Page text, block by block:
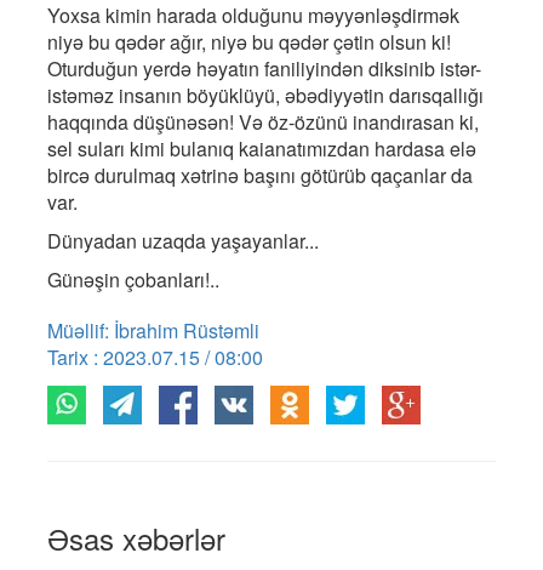
Yoxsa kimin harada olduğunu məyyənləşdirmək
niyə bu qədər ağır, niyə bu qədər çətin olsun ki!
Oturduğun yerdə həyatın faniliyindən diksinib istər-
istəməz insanın böyüklüyü, əbədiyyətin darısqallığı
haqqında düşünəsən! Və öz-özünü inandırasan ki,
sel suları kimi bulanıq kaianatımızdan hardasa elə
bircə durulmaq xətrinə başını götürüb qaçanlar da
var.
Dünyadan uzaqda yaşayanlar...
Günəşin çobanları!..
Müəllif: İbrahim Rüstəmli
Tarix : 2023.07.15 / 08:00
Əsas xəbərlər